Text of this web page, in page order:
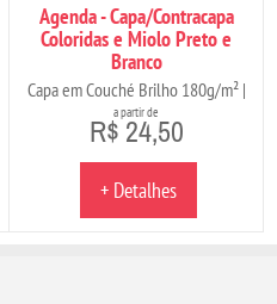
Agenda - Capa/Contracapa
Coloridas e Miolo Preto e
Branco
Capa em Couché Brilho 180g/m² |
210x297mm (A4) | Capa/Contracapa
4x0 e Miolo 1x1
a partir de
R$ 24,50
+ Detalhes